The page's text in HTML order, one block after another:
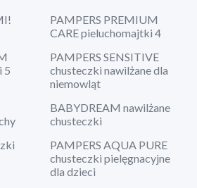
PAMPERS PREMIUM
CARE pieluchomajtki 4
5
PAMPERS SENSITIVE
chusteczki nawilżane dla
niemowląt
BABYDREAM nawilżane
chusteczki
PAMPERS AQUA PURE
chusteczki pielęgnacyjne
dla dzieci